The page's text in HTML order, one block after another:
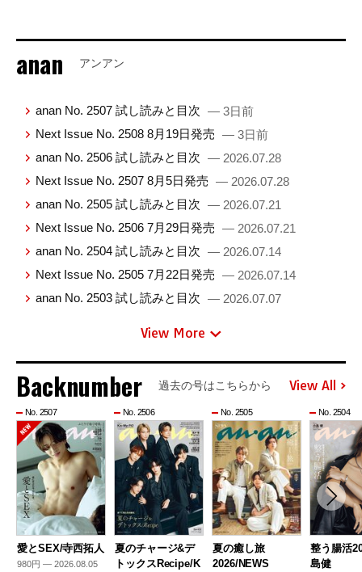
anan アンアン
anan No. 2507 試し読みと目次 — 3日前
Next Issue No. 2508 8月19日発売 — 3日前
anan No. 2506 試し読みと目次 — 2026.07.28
Next Issue No. 2507 8月5日発売 — 2026.07.28
anan No. 2505 試し読みと目次 — 2026.07.21
Next Issue No. 2506 7月29日発売 — 2026.07.21
anan No. 2504 試し読みと目次 — 2026.07.14
Next Issue No. 2505 7月22日発売 — 2026.07.14
anan No. 2503 試し読みと目次 — 2026.07.07
View More
Backnumber 過去の号はこちらから View All
No. 2507
愛とSEX/寺西拓人
980円 — 2026.08.05
No. 2506
夏のチャージ&デ
トックスRecipe/K
No. 2505
夏の癒し旅
2026/NEWS
No. 2504
整う腸活
島健